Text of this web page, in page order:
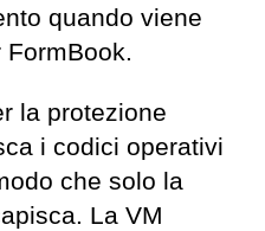
quando viene
FormBook.
la protezione
i codici operativi
che solo la
La VM